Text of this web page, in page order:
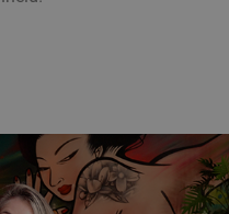
of dine-in bij First
9.8star
10 min. directions_walk